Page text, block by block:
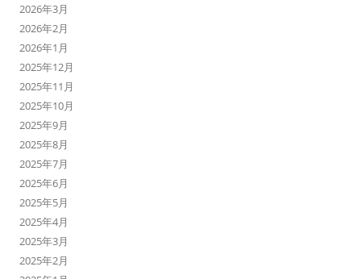
2026年3月
2026年2月
2026年1月
2025年12月
2025年11月
2025年10月
2025年9月
2025年8月
2025年7月
2025年6月
2025年5月
2025年4月
2025年3月
2025年2月